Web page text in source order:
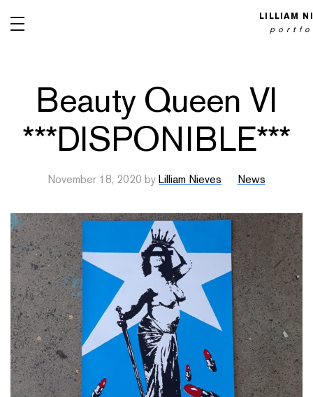
PAINTINGS
INSTALLATIONS
ARTIST BOOKS
PHOTOGRAPHY
VIDEO PERFORMANCES
WOODCUTS
LILLIAM
Beauty Queen VI
***DISPONIBLE***
November 18, 2020 by Lilliam Nieves News